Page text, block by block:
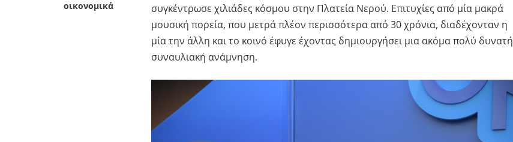
οικονομικά
συγκέντρωσε χιλιάδες κόσμου στην Πλατεία Νερού. Επιτυχίες από μία μακρά
μουσική πορεία, που μετρά πλέον περισσότερα από 30 χρόνια, διαδέχονταν η
μία την άλλη και το κοινό έφυγε έχοντας δημιουργήσει μια ακόμα πολύ δυνατή
συναυλιακή ανάμνηση.